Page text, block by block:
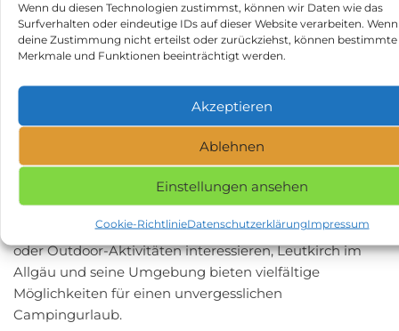
Wenn du diesen Technologien zustimmst, können wir Daten wie das
Surfverhalten oder eindeutige IDs auf dieser Website verarbeiten.
deine Zustimmung nicht erteilst oder zurückziehst, können bestimmte
Merkmale und Funktionen beeinträchtigt werden.
Akzeptieren
Ablehnen
Einstellungen ansehen
Cookie-RichtlinieDatenschutzerklärungImpressum
und kulturelle Szene, mit Institutionen wie der
Staatsgalerie und dem Staatstheater.
München, etwa 170 Kilometer entfernt, bietet
historische Sehenswürdigkeiten wie den Marienplatz
und die Frauenkirche sowie weltberühmte Biergärten.
Zürich in der Schweiz, etwa 170 Kilometer entfernt, ist
bekannt für seine gut erhaltene mittelalterliche
Altstadt, Luxushandelsläden und eine lebhafte
Kulturszene.
Egal, ob Ihre Kunden sich für Geschichte, Kultur, Natur
oder Outdoor-Aktivitäten interessieren, Leutkirch im
Allgäu und seine Umgebung bieten vielfältige
Möglichkeiten für einen unvergesslichen
Campingurlaub.